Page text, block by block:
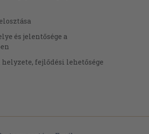
és jelentősége a
fejlődési lehetősége